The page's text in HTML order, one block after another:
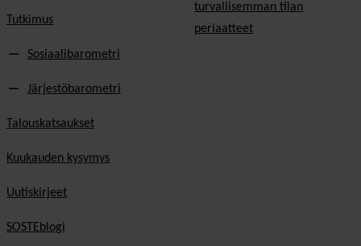
Tutkimus
Sosiaalibarometri
Järjestöbarometri
Talouskatsaukset
Kuukauden kysymys
Uutiskirjeet
SOSTEblogi
turvallisemman tilan
periaatteet